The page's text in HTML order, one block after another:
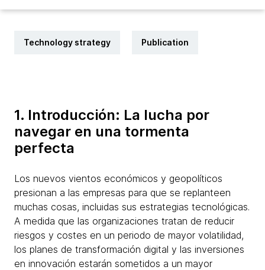
Technology strategy Publication
1. Introducción: La lucha por
navegar en una tormenta
perfecta
Los nuevos vientos económicos y geopolíticos
presionan a las empresas para que se replanteen
muchas cosas, incluidas sus estrategias tecnológicas.
A medida que las organizaciones tratan de reducir
riesgos y costes en un periodo de mayor volatilidad,
los planes de transformación digital y las inversiones
en innovación estarán sometidos a un mayor